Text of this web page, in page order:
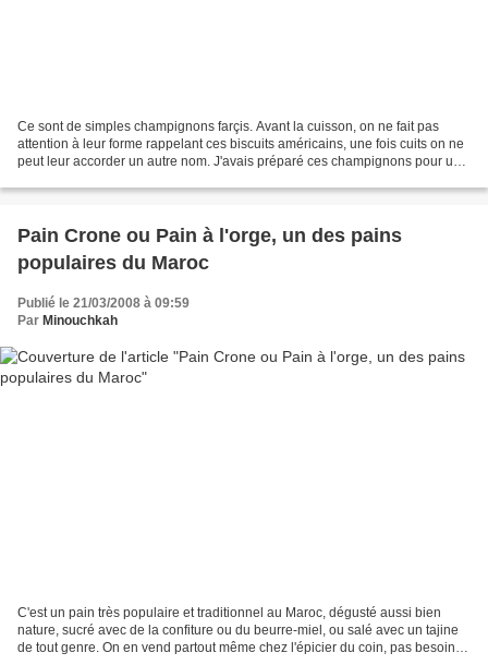
Ce sont de simples champignons farçis. Avant la cuisson, on ne fait pas
attention à leur forme rappelant ces biscuits américains, une fois cuits on ne
peut leur accorder un autre nom. J'avais préparé ces champignons pour une
Pain Crone ou Pain à l'orge, un des pains
populaires du Maroc
Publié le 21/03/2008 à 09:59
Par Minouchkah
C'est un pain très populaire et traditionnel au Maroc, dégusté aussi bien
nature, sucré avec de la confiture ou du beurre-miel, ou salé avec un tajine
de tout genre. On en vend partout même chez l'épicier du coin, pas besoin